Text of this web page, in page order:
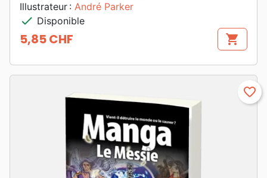
Illustrateur : André Parker
check Disponible
Prix
5,85 CHF shopping_cart
favorite_border